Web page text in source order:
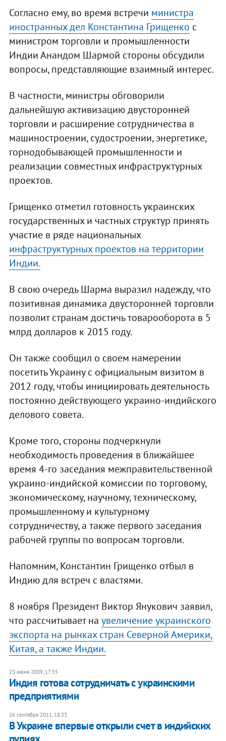
Согласно ему, во время встречи министра
иностранных дел Константина Грищенко с
министром торговли и промышленности
Индии Анандом Шармой стороны обсудили
вопросы, представляющие взаимный интерес.
В частности, министры обговорили
дальнейшую активизацию двусторонней
торговли и расширение сотрудничества в
машиностроении, судостроении, энергетике,
горнодобывающей промышленности и
реализации совместных инфраструктурных
проектов.
Грищенко отметил готовность украинских
государственных и частных структур принять
участие в ряде национальных
инфраструктурных проектов на территории
Индии.
В свою очередь Шарма выразил надежду, что
позитивная динамика двусторонней торговли
позволит странам достичь товарооборота в 5
млрд долларов к 2015 году.
Он также сообщил о своем намерении
посетить Украину с официальным визитом в
2012 году, чтобы инициировать деятельность
постоянно действующего украино-индийского
делового совета.
Кроме того, стороны подчеркнули
необходимость проведения в ближайшее
время 4-го заседания межправительственной
украино-индийской комиссии по торговому,
экономическому, научному, техническому,
промышленному и культурному
сотрудничеству, а также первого заседания
рабочей группы по вопросам торговли.
Напомним, Константин Грищенко отбыл в
Индию для встреч с властями.
8 ноября Президент Виктор Янукович заявил,
что рассчитывает на увеличение украинского
экспорта на рынках стран Северной Америки,
Китая, а также Индии.
23 июня 2009, 17:55
Индия готова сотрудничать с украинскими
предприятиями
26 сентября 2011, 18:33
В Украине впервые открыли счет в индийских